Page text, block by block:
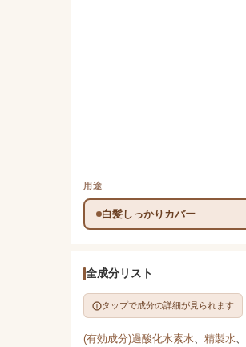
用途
白髪しっかりカバー
全成分リスト
タップで成分の詳細が見られます
(有効成分)過酸化水素水、 精製水、